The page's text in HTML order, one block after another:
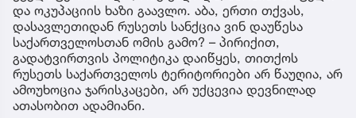
და ოკუპაციის ხაზი გაავლო. აბა, ერთი თქვას,
დასავლეთიდან რუსეთს სანქცია ვინ დაუწესა
საქართველოსთან ომის გამო? – პირიქით,
გადატვირთვის პოლიტიკა დაიწყეს, თითქოს
რუსეთს საქართველოს ტერიტორიები არ წაუღია, არ
ამოუხოცია ჯარისკაცები, არ უქცევია დევნილად
ათასობით ადამიანი.